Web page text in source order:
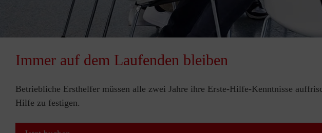
Immer auf dem Laufenden bleiben
Betriebliche Ersthelfer müssen alle zwei Jahre ihre Erste-Hilfe-Kenntnisse
Hilfe zu festigen.